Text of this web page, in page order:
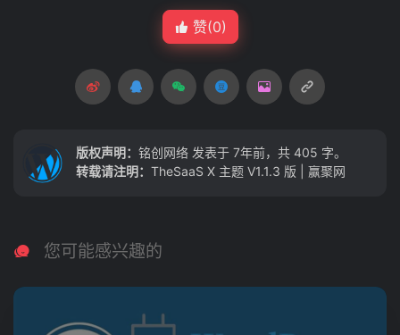
赞(0)
版权声明： 铭创网络 发表于 7年前，共 405 字。
转载请注明： TheSaaS X 主题 V1.1.3 版 | 赢聚网
您可能感兴趣的